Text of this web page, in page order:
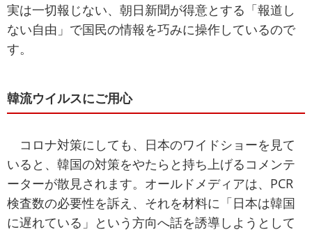
実は一切報じない、朝日新聞が得意とする「報道し
ない自由」で国民の情報を巧みに操作しているので
す。
韓流ウイルスにご用心
コロナ対策にしても、日本のワイドショーを見て
いると、韓国の対策をやたらと持ち上げるコメンテ
ーターが散見されます。オールドメディアは、PCR
検査数の必要性を訴え、それを材料に「日本は韓国
に遅れている」という方向へ話を誘導しようとして